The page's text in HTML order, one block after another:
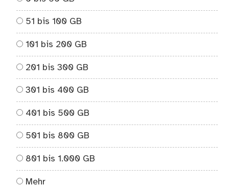
51 bis 100 GB
101 bis 200 GB
201 bis 300 GB
301 bis 400 GB
401 bis 500 GB
501 bis 800 GB
801 bis 1.000 GB
Mehr